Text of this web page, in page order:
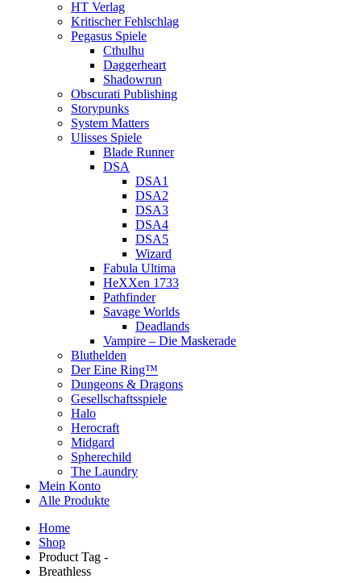
HT Verlag
Kritischer Fehlschlag
Pegasus Spiele
Cthulhu
Daggerheart
Shadowrun
Obscurati Publishing
Storypunks
System Matters
Ulisses Spiele
Blade Runner
DSA
DSA1
DSA2
DSA3
DSA4
DSA5
Wizard
Fabula Ultima
HeXXen 1733
Pathfinder
Savage Worlds
Deadlands
Vampire – Die Maskerade
Bluthelden
Der Eine Ring™
Dungeons & Dragons
Gesellschaftsspiele
Halo
Herocraft
Midgard
Spherechild
The Laundry
Mein Konto
Alle Produkte
Home
Shop
Product Tag -
Breathless